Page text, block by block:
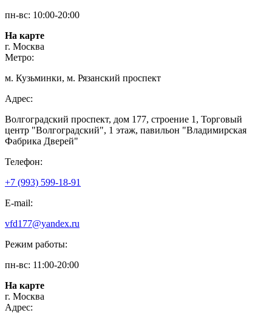
пн-вс: 10:00-20:00
На карте
г. Москва
Метро:
м. Кузьминки, м. Рязанский проспект
Адрес:
Волгоградский проспект, дом 177, строение 1, Торговый
центр "Волгоградский", 1 этаж, павильон "Владимирская
Фабрика Дверей"
Телефон:
+7 (993) 599-18-91
E-mail:
vfd177@yandex.ru
Режим работы:
пн-вс: 11:00-20:00
На карте
г. Москва
Адрес: